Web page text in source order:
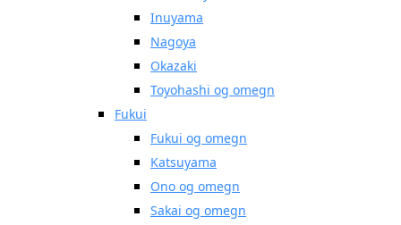
Inuyama
Nagoya
Okazaki
Toyohashi og omegn
Fukui
Fukui og omegn
Katsuyama
Ono og omegn
Sakai og omegn